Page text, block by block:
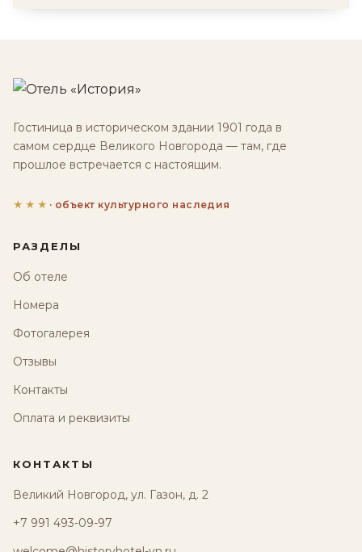
Гостиница в историческом здании 1901 года в
самом сердце Великого Новгорода — там, где
прошлое встречается с настоящим.
★★★ · объект культурного наследия
РАЗДЕЛЫ
Об отеле
Номера
Фотогалерея
Отзывы
Контакты
Оплата и реквизиты
КОНТАКТЫ
Великий Новгород, ул. Газон, д. 2
+7 991 493-09-97